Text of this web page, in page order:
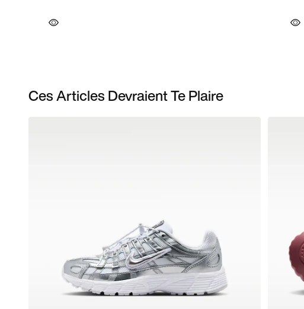
Ces Articles Devraient Te Plaire